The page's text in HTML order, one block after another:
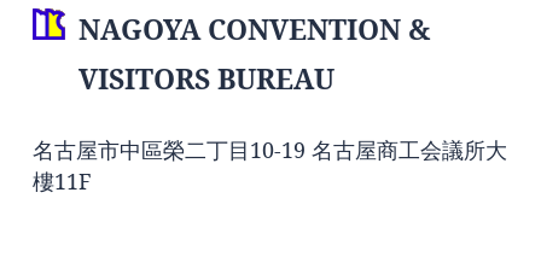
NAGOYA CONVENTION &
VISITORS BUREAU
名古屋市中區榮二丁目10-19 名古屋商工会議所大
樓11F